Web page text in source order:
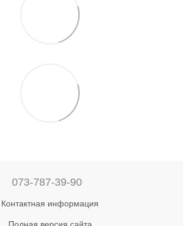
073-787-39-90
Контактная информация